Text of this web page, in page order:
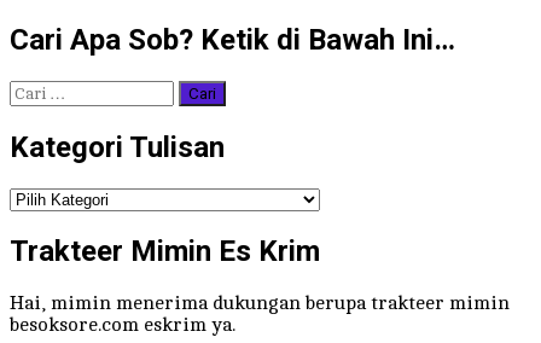
Cari Apa Sob? Ketik di Bawah Ini…
Cari
untuk:
Kategori Tulisan
Kategori
Trakteer Mimin Es Krim
Hai, mimin menerima dukungan berupa trakteer mimin
besoksore.com eskrim ya.